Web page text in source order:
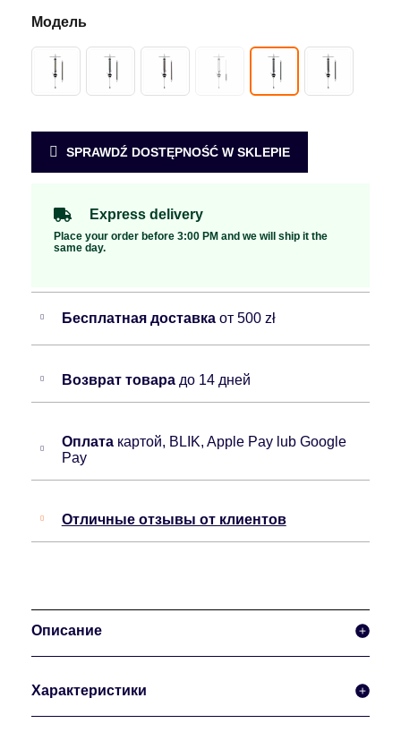
SPRAWDŹ DOSTĘPNOŚĆ W SKLEPIE
Express delivery
Place your order before 3:00 PM and we will ship it the
same day.
Бесплатная доставка от 500 zł
Возврат товара до 14 дней
Оплата картой, BLIK, Apple Pay lub Google
Pay
Отличные отзывы от клиентов
Описание
Характеристики